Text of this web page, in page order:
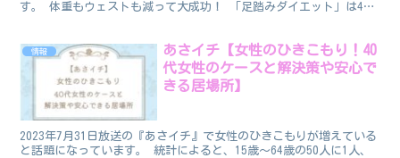
す。 体重もウェストも減って大成功！ 「足踏みダイエット」は40
情報
あさイチ【女性のひきこもり！40
代女性のケースと解決策や安心で
きる居場所】
2023年7月31日放送の『あさイチ』で女性のひきこもりが増えている
と話題になっています。 統計によると、15歳〜64歳の50人に1人、